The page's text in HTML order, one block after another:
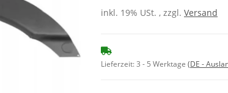
inkl. 19% USt. , zzgl. Versand
Lieferzeit:3 - 5 Werktage (DE -